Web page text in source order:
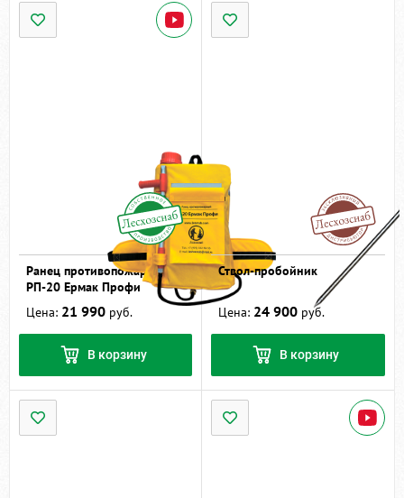
Ранец противопожарный
РП-20 Ермак Профи
Цена: 21 990 руб.
В корзину
Ствол-пробойник
Цена: 24 900 руб.
В корзину